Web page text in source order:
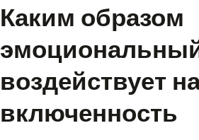
Каким образом
воздействует
включенность